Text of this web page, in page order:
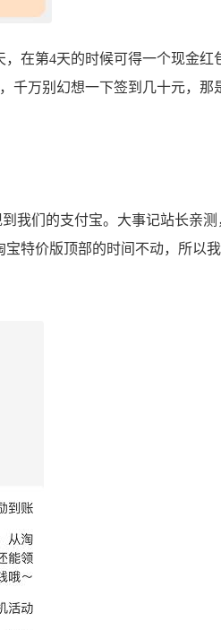
在第4天的时候可得一个现金红
千万别幻想一下签到几十元，那
我们的支付宝。大事记站长亲测
特价版顶部的时间不动，所以